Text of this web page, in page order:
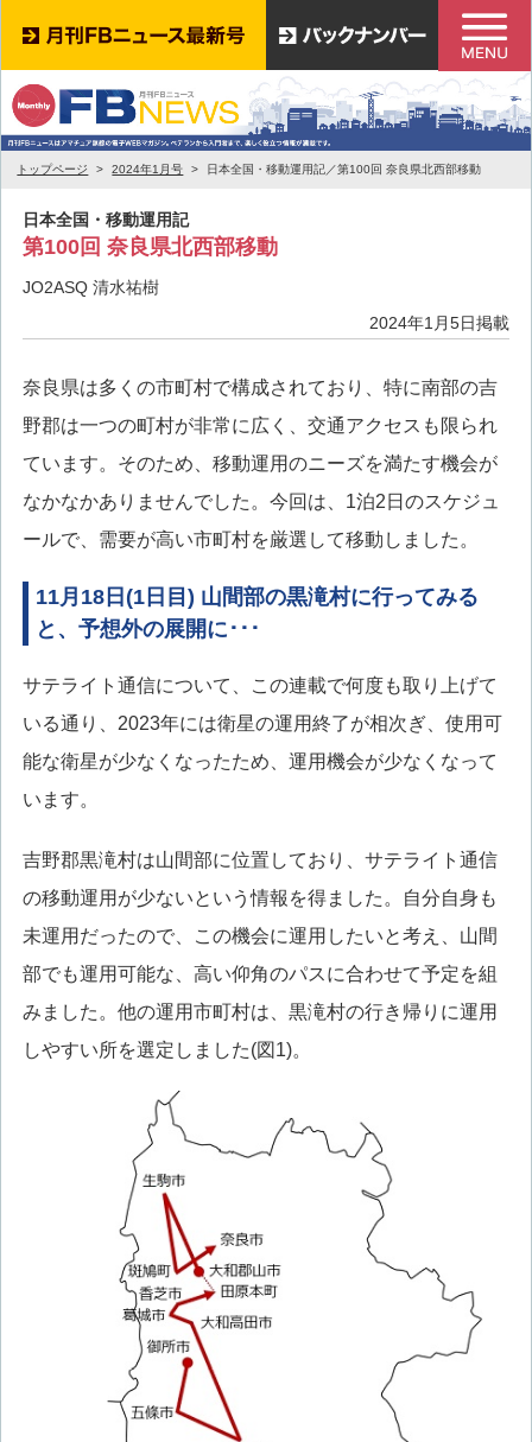
トップページ 2024年1月号 日本全国・移動運用記／第100回 奈良県北西部移動
日本全国・移動運用記
第100回 奈良県北西部移動
JO2ASQ 清水祐樹
2024年1月5日掲載
奈良県は多くの市町村で構成されており、特に南部の吉
野郡は一つの町村が非常に広く、交通アクセスも限られ
ています。そのため、移動運用のニーズを満たす機会が
なかなかありませんでした。今回は、1泊2日のスケジュ
ールで、需要が高い市町村を厳選して移動しました。
11月18日(1日目) 山間部の黒滝村に行ってみる
と、予想外の展開に･･･
サテライト通信について、この連載で何度も取り上げて
いる通り、2023年には衛星の運用終了が相次ぎ、使用可
能な衛星が少なくなったため、運用機会が少なくなって
います。
吉野郡黒滝村は山間部に位置しており、サテライト通信
の移動運用が少ないという情報を得ました。自分自身も
未運用だったので、この機会に運用したいと考え、山間
部でも運用可能な、高い仰角のパスに合わせて予定を組
みました。他の運用市町村は、黒滝村の行き帰りに運用
しやすい所を選定しました(図1)。